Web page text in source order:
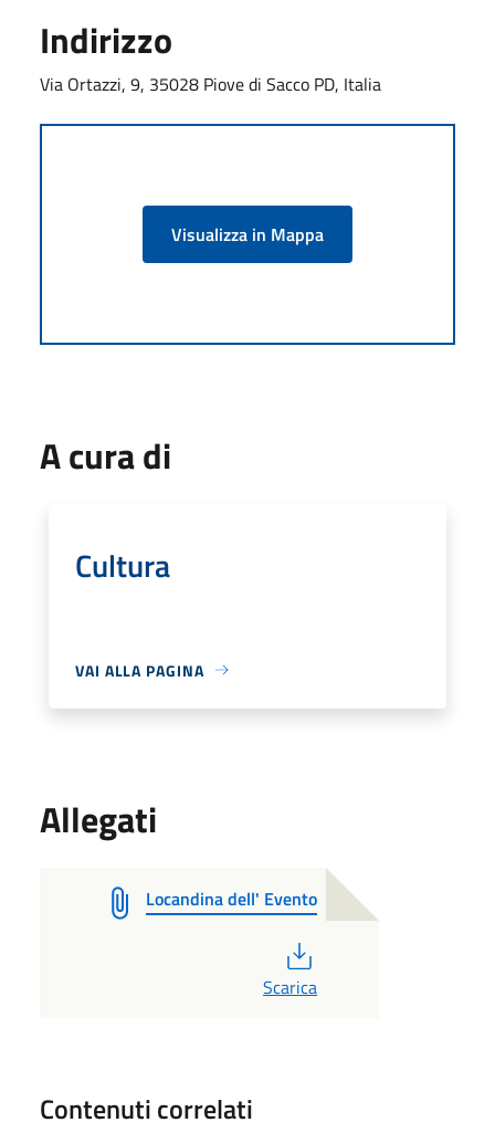
Indirizzo
Via Ortazzi, 9, 35028 Piove di Sacco PD, Italia
Visualizza in Mappa
A cura di
Cultura
VAI ALLA PAGINA
Allegati
Locandina dell' Evento
Scarica
Contenuti correlati